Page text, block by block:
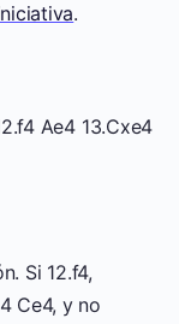
.
Ae4 13.Cxe4
Si 12.f4,
Ce4, y no